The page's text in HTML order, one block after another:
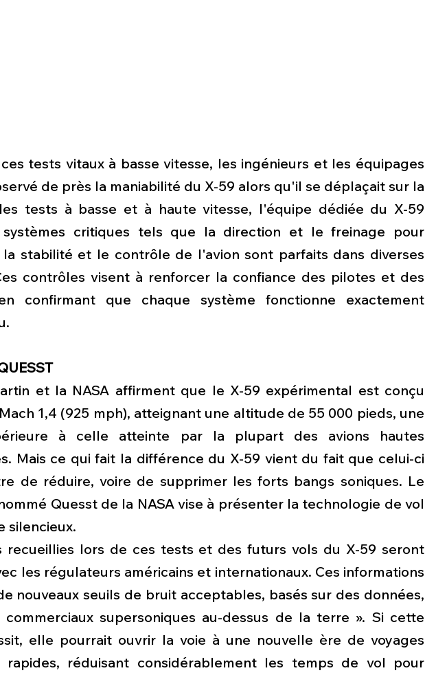
tests vitaux à basse vitesse, les ingénieurs et les équipages
de près la maniabilité du X-59 alors qu'il se déplaçait sur la
tests à basse et à haute vitesse, l'équipe dédiée du X-59
critiques tels que la direction et le freinage pour
stabilité et le contrôle de l'avion sont parfaits dans diverses
contrôles visent à renforcer la confiance des pilotes et des
confirmant que chaque système fonctionne exactement
et la NASA affirment que le X-59 expérimental est conçu
1,4 (925 mph), atteignant une altitude de 55 000 pieds, une
à celle atteinte par la plupart des avions hautes
Mais ce qui fait la différence du X-59 vient du fait que celui-ci
de réduire, voire de supprimer les forts bangs soniques. Le
Quesst de la NASA vise à présenter la technologie de vol
silencieux.
recueillies lors de ces tests et des futurs vols du X-59 seront
les régulateurs américains et internationaux. Ces informations
nouveaux seuils de bruit acceptables, basés sur des données,
commerciaux supersoniques au-dessus de la terre ». Si cette
elle pourrait ouvrir la voie à une nouvelle ère de voyages
rapides, réduisant considérablement les temps de vol pour